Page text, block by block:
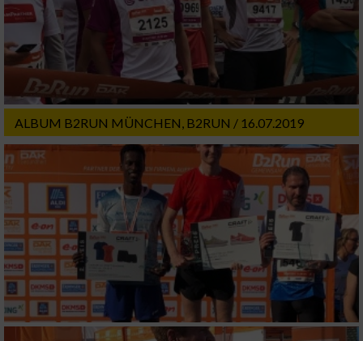
ALBUM B2RUN MÜNCHEN, B2RUN / 16.07.2019